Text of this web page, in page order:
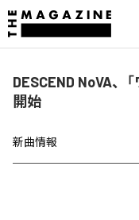
DESCEND NoVA、
開始
新曲情報